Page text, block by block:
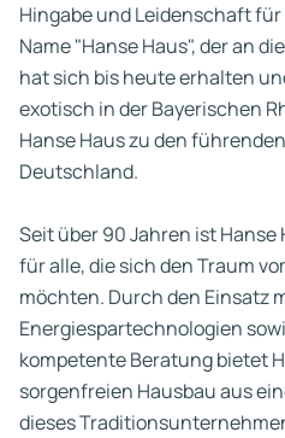
Hingabe und Leidenschaft
Name "Hanse Haus", der an
hat sich bis heute erhalten
exotisch in der Bayerischen
Hanse Haus zu den
Deutschland.
Seit über 90 Jahren ist
für alle, die sich den Traum
möchten. Durch den Einsatz
Energiespartechnologien
kompetente Beratung bietet
sorgenfreien Hausbau aus
dieses